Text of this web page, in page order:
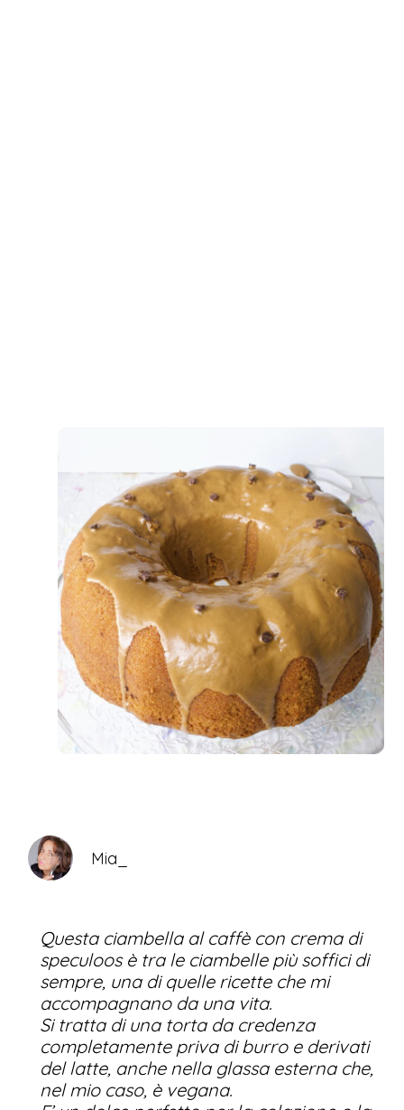
Mia_
Questa ciambella al caffè con crema di
speculoos è tra le ciambelle più soffici di
sempre, una di quelle ricette che mi
accompagnano da una vita.
Si tratta di una torta da credenza
completamente priva di burro e derivati
del latte, anche nella glassa esterna che,
nel mio caso, è vegana.